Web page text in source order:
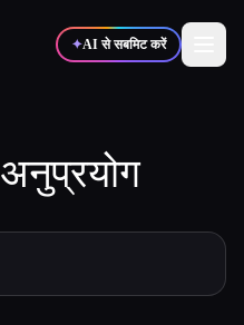
✦AI से सबमिट करें
🎨डिज़ाइनर
📈
अनुप्रयोग